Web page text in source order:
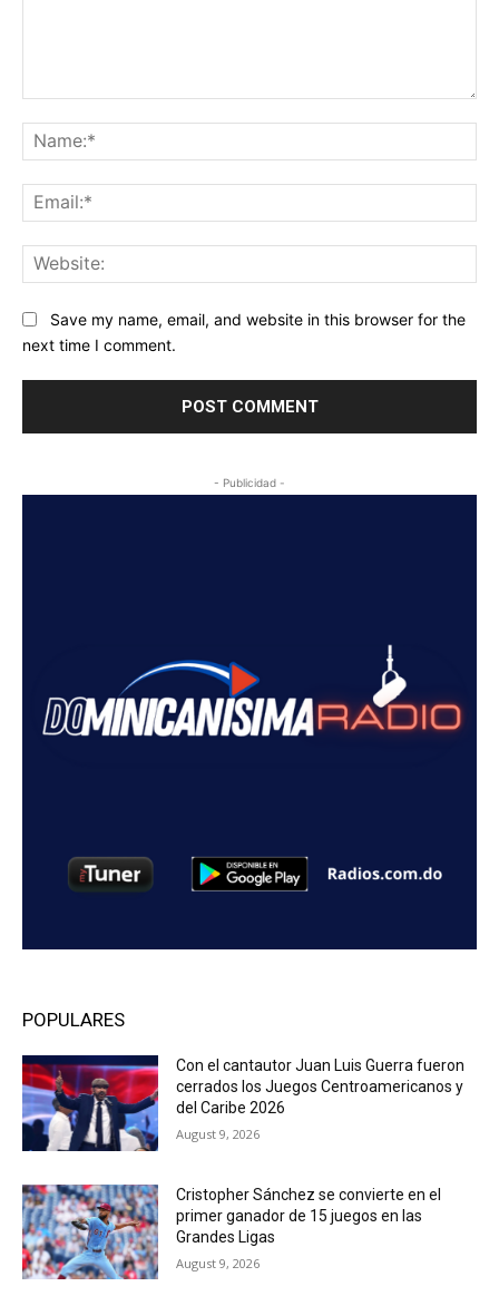
Save my name, email, and website in this browser for the
next time I comment.
- Publicidad -
POPULARES
Con el cantautor Juan Luis Guerra fueron
cerrados los Juegos Centroamericanos y
del Caribe 2026
August 9, 2026
Cristopher Sánchez se convierte en el
primer ganador de 15 juegos en las
Grandes Ligas
August 9, 2026